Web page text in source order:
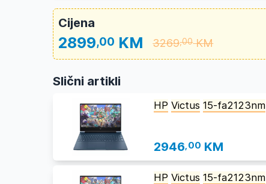
Cijena
2899,00 KM 3269,00KM
Slični artikli
HP Victus 15-fa2123nm
2946,00 KM
HP Victus 15-fa2123nm